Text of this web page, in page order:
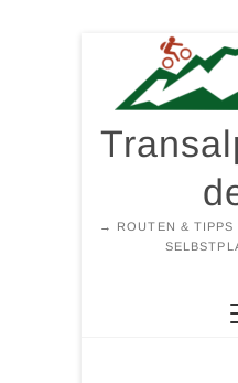
springen
→ ROUTEN & TIPPS